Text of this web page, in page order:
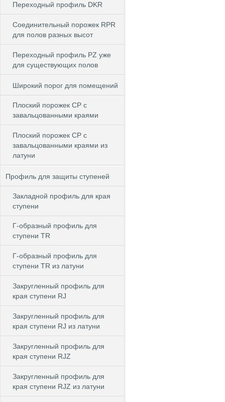
Переходный профиль DKR
Cоединительный порожек RPR
для полов разных высот
Переходный профиль PZ уже
для существующих полов
Широкий порог для помещений
Плоский порожек СP с
завальцованными краями
Плоский порожек СP с
завальцованными краями из
латуни
Профиль для защиты ступеней
Закладной профиль для края
ступени
Г-образный профиль для
ступени TR
Г-образный профиль для
ступени TR из латуни
Закругленный профиль для
края ступени RJ
Закругленный профиль для
края ступени RJ из латуни
Закругленный профиль для
края ступени RJZ
Закругленный профиль для
края ступени RJZ из латуни